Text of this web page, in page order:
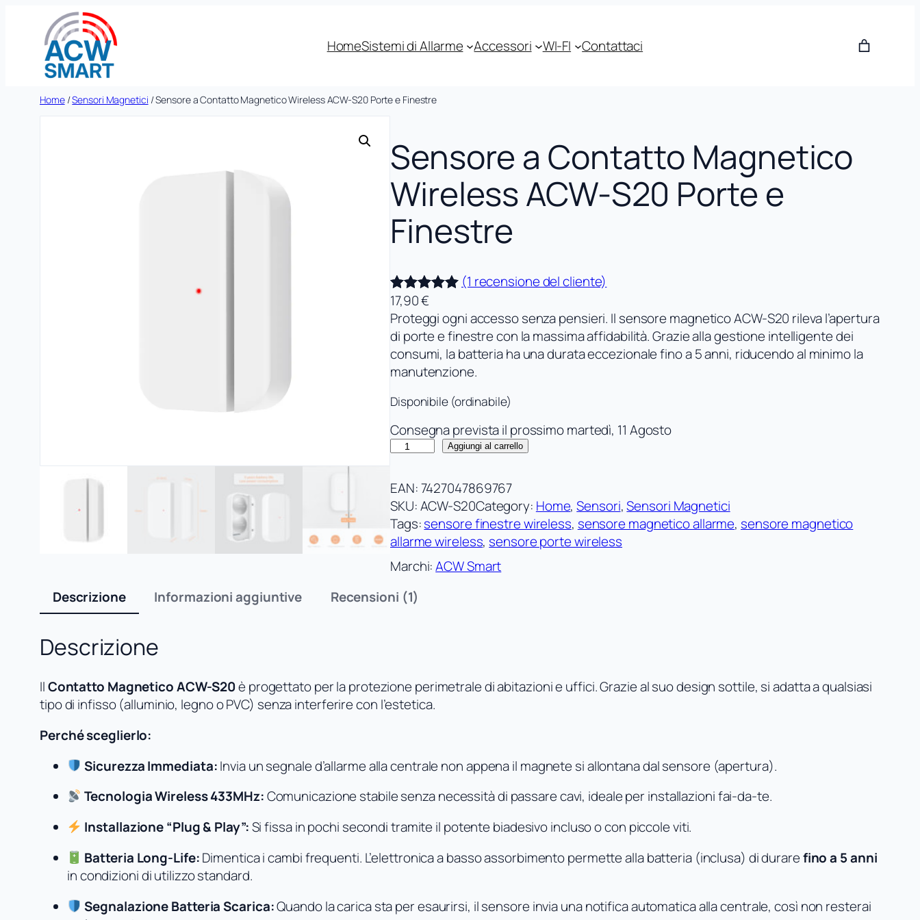
contenuto
HomeSistemi di Allarme Accessori WI-FI Contattaci
Home/Sensori Magnetici / Sensore a Contatto Magnetico Wireless ACW-S20 Porte e Finestre
Sensore a Contatto Magnetico
Wireless ACW-S20 Porte e
Finestre
Valutato
5.00su 5
su base
di
1
(1 recensione del cliente)
17,90€
Proteggi ogni accesso senza pensieri. Il sensore magnetico ACW-S20 rileva l’apertura
di porte e finestre con la massima affidabilità. Grazie alla gestione intelligente dei
consumi, la batteria ha una durata eccezionale fino a 5 anni, riducendo al minimo la
manutenzione.
Disponibile (ordinabile)
Consegna prevista il prossimo martedì, 11 Agosto
n
s
o
r
e
a
C
o
t
o
g
e
t
c
i
Aggiungi al carrello
EAN:7427047869767
SKU:ACW-S20Category: Home, Sensori, Sensori Magnetici
Tags:sensore finestre wireless, sensore magnetico allarme, sensore magnetico
allarme wireless, sensore porte wireless
Marchi:ACW Smart
Descrizione
Informazioni aggiuntive Recensioni (1)
Descrizione
IlContatto Magnetico ACW-S20è progettato per la protezione perimetrale di abitazioni e uffici. Grazie al suo design sottile, si adatta a qualsiasi
tipo di infisso (alluminio, legno o PVC) senza interferire con l’estetica.
Perché sceglierlo:
Sicurezza Immediata:Invia un segnale d’allarme alla centrale non appena il magnete si allontana dal sensore (apertura).
Tecnologia Wireless 433MHz:Comunicazione stabile senza necessità di passare cavi, ideale per installazioni fai-da-te.
Installazione “Plug & Play”:Si fissa in pochi secondi tramite il potente biadesivo incluso o con piccole viti.
Batteria Long-Life:Dimentica i cambi frequenti. L’elettronica a basso assorbimento permette alla batteria (inclusa) di durarefino a 5 anni
in condizioni di utilizzo standard.
Segnalazione Batteria Scarica:Quando la carica sta per esaurirsi, il sensore invia una notifica automatica alla centrale, così non resterai